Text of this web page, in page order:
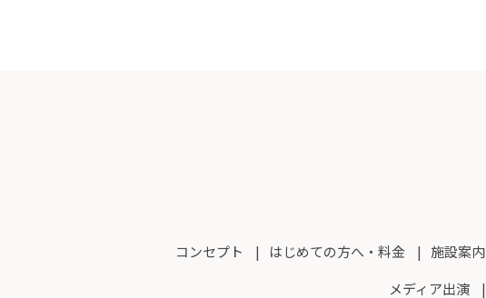
コンセプト はじめての方へ・料金 施設案内
メディア出演